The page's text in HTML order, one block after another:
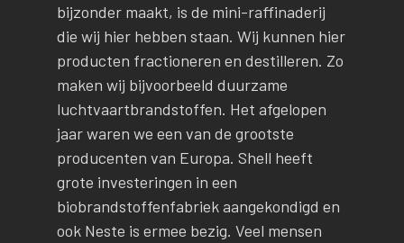
bijzonder maakt, is de mini-raffinaderij
die wij hier hebben staan. Wij kunnen hier
producten fractioneren en destilleren. Zo
maken wij bijvoorbeeld duurzame
luchtvaartbrandstoffen. Het afgelopen
jaar waren we een van de grootste
producenten van Europa. Shell heeft
grote investeringen in een
biobrandstoffenfabriek aangekondigd en
ook Neste is ermee bezig. Veel mensen